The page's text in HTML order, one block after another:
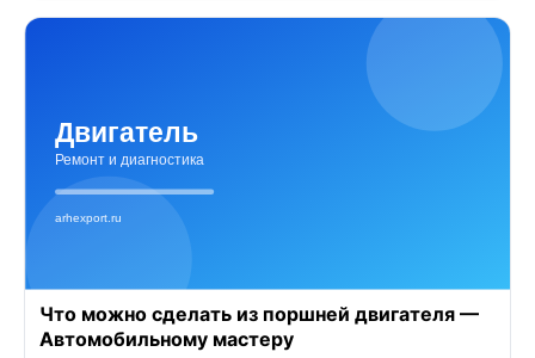
Что можно сделать из поршней двигателя —
Автомобильному мастеру